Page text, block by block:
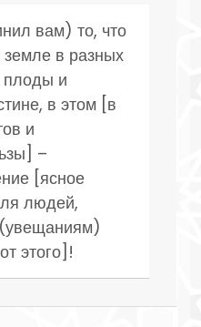
вам) то, что
в разных
плоды и
в этом [в
и
–
[ясное
людей,
этого]!